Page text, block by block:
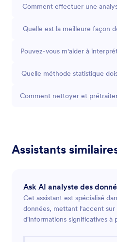
Comment effectuer une
Quelle est la meilleure façon
Pouvez-vous m'aider à
Quelle méthode statistique
Comment nettoyer et
Assistants
Ask AI analyste des
Cet assistant est spécialisé
données, mettant l'accent
d'informations significatives à